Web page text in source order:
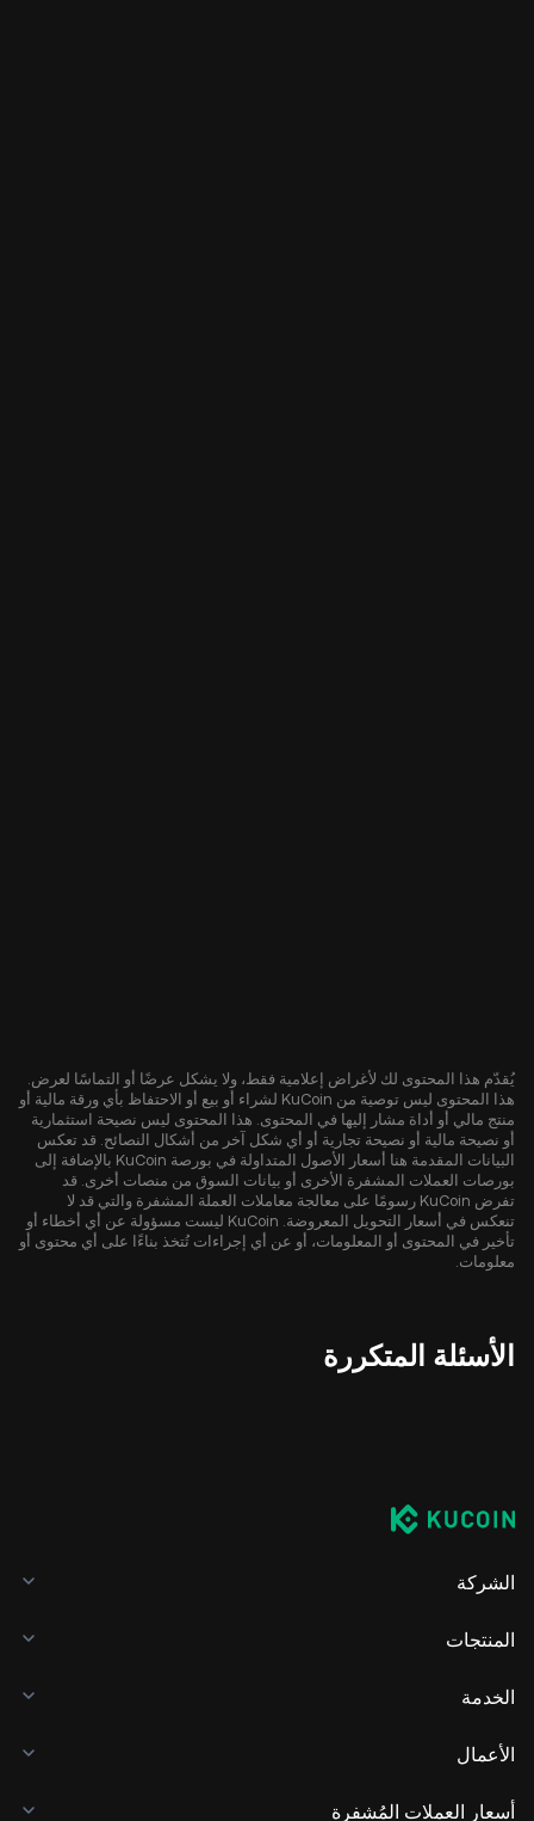
يُقدّم هذا المحتوى لك لأغراض إعلامية فقط، ولا يشكل عرضًا أو التماسًا لعرض.
هذا المحتوى ليس توصية من KuCoin لشراء أو بيع أو الاحتفاظ بأي ورقة مالية أو
منتج مالي أو أداة مشار إليها في المحتوى. هذا المحتوى ليس نصيحة استثمارية
أو نصيحة مالية أو نصيحة تجارية أو أي شكل آخر من أشكال النصائح. قد تعكس
البيانات المقدمة هنا أسعار الأصول المتداولة في بورصة KuCoin بالإضافة إلى
بورصات العملات المشفرة الأخرى أو بيانات السوق من منصات أخرى. قد
تفرض KuCoin رسومًا على معالجة معاملات العملة المشفرة والتي قد لا
تنعكس في أسعار التحويل المعروضة. KuCoin ليست مسؤولة عن أي أخطاء أو
تأخير في المحتوى أو المعلومات، أو عن أي إجراءات تُتخذ بناءًا على أي محتوى أو
معلومات.
الأسئلة المتكررة
الشركة
المنتجات
الخدمة
الأعمال
أسعار العملات المُشفرة